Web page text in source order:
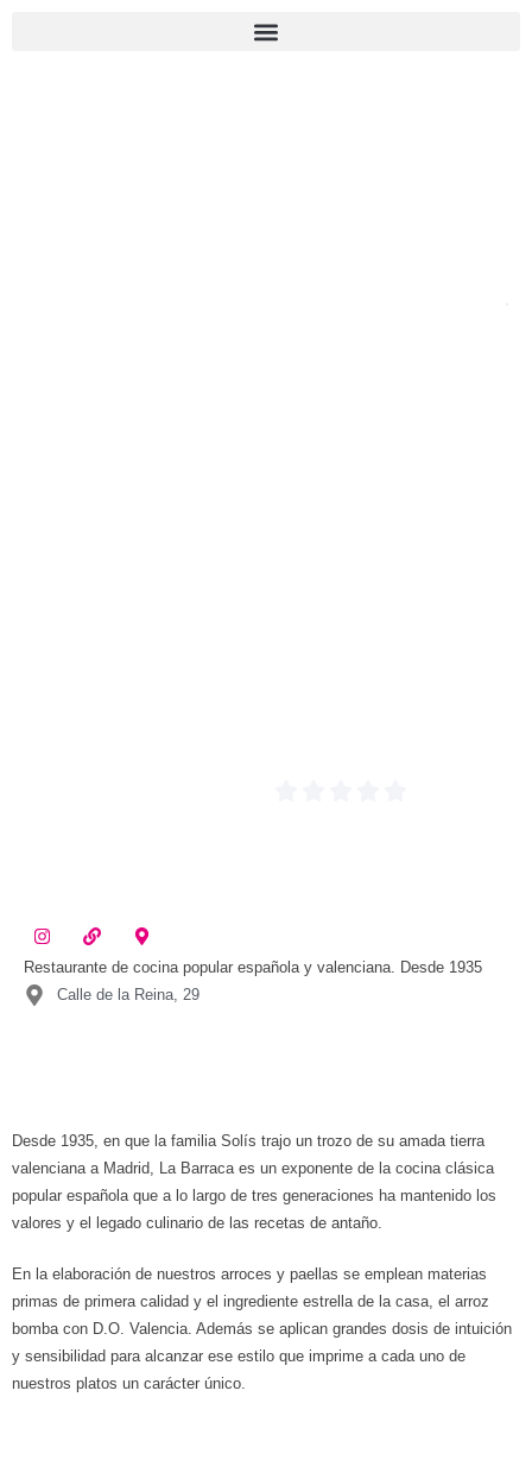
Restaurante de cocina popular española y valenciana. Desde 1935
Calle de la Reina, 29
Desde 1935, en que la familia Solís trajo un trozo de su amada tierra
valenciana a Madrid, La Barraca es un exponente de la cocina clásica
popular española que a lo largo de tres generaciones ha mantenido los
valores y el legado culinario de las recetas de antaño.
En la elaboración de nuestros arroces y paellas se emplean materias
primas de primera calidad y el ingrediente estrella de la casa, el arroz
bomba con D.O. Valencia. Además se aplican grandes dosis de intuición
y sensibilidad para alcanzar ese estilo que imprime a cada uno de
nuestros platos un carácter único.